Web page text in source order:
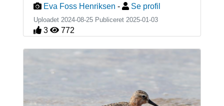
Eva Foss Henriksen - Se profil
Uploadet 2024-08-25 Publiceret 2025-01-03
3 772